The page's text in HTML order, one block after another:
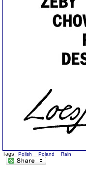
Tags: Polish Poland Rain